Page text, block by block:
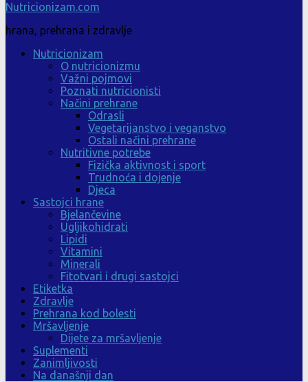
Nutricionizam.com
hrana, prehrana i zdravlje
Nutricionizam
O nutricionizmu
Važni pojmovi
Poznati nutricionisti
Načini prehrane
Odrasli
Vegetarijanstvo i veganstvo
Ostali načini prehrane
Nutritivne potrebe
Fizička aktivnost i sport
Trudnoća i dojenje
Djeca
Sastojci hrane
Bjelančevine
Ugljikohidrati
Lipidi
Vitamini
Minerali
Fitotvari i drugi sastojci
Etiketka
Zdravlje
Prehrana kod bolesti
Mršavljenje
Dijete za mršavljenje
Suplementi
Zanimljivosti
Na današnji dan